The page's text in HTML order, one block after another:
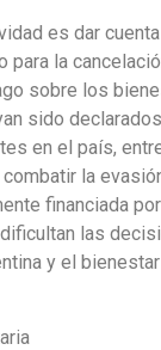
es dar
para la
sobre los
sido
en el país,
la
financiada
las
y el